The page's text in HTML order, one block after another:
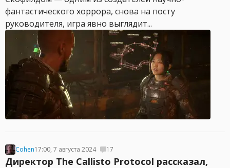
фантастического хоррора, снова на посту
руководителя, игра явно выглядит...
Cohen17:00, 7 августа 2024 17
Директор The Callisto Protocol рассказал,